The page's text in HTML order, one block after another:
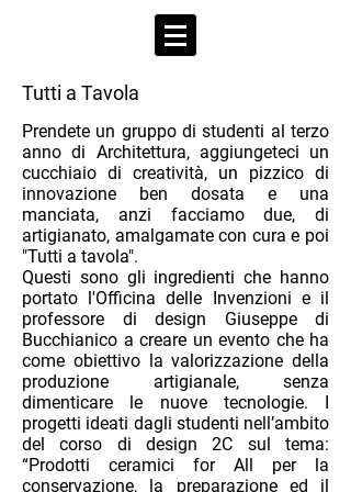
Tutti a Tavola
Prendete un gruppo di studenti al terzo
anno di Architettura, aggiungeteci un
cucchiaio di creatività, un pizzico di
innovazione ben dosata e una
manciata, anzi facciamo due, di
artigianato, amalgamate con cura e poi
"Tutti a tavola".
Questi sono gli ingredienti che hanno
portato l'Officina delle Invenzioni e il
professore di design Giuseppe di
Bucchianico a creare un evento che ha
come obiettivo la valorizzazione della
produzione artigianale, senza
dimenticare le nuove tecnologie. I
progetti ideati dagli studenti nell’ambito
del corso di design 2C sul tema:
“Prodotti ceramici for All per la
conservazione, la preparazione ed il